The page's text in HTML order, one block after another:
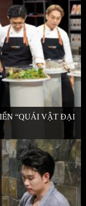
“QUÁI VẬT ĐẠI